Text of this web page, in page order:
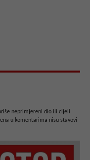
neprimjereni dio ili cijeli
u komentarima nisu stavovi